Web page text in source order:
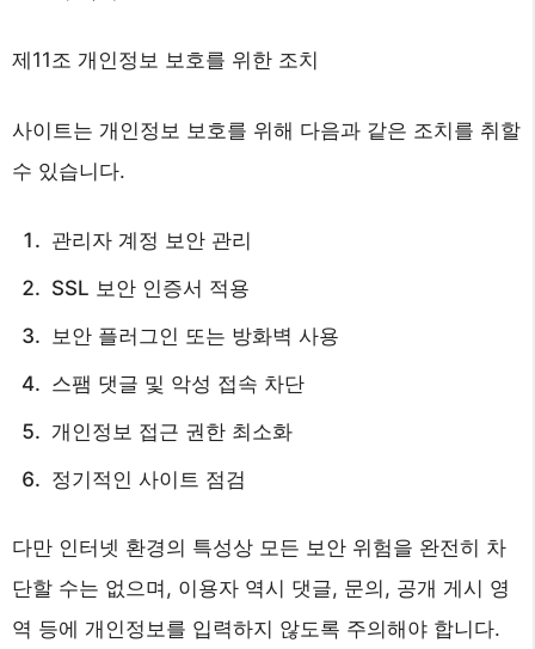
제11조 개인정보 보호를 위한 조치
사이트는 개인정보 보호를 위해 다음과 같은 조치를 취할
수 있습니다.
관리자 계정 보안 관리
SSL 보안 인증서 적용
보안 플러그인 또는 방화벽 사용
스팸 댓글 및 악성 접속 차단
개인정보 접근 권한 최소화
정기적인 사이트 점검
다만 인터넷 환경의 특성상 모든 보안 위험을 완전히 차
단할 수는 없으며, 이용자 역시 댓글, 문의, 공개 게시 영
역 등에 개인정보를 입력하지 않도록 주의해야 합니다.